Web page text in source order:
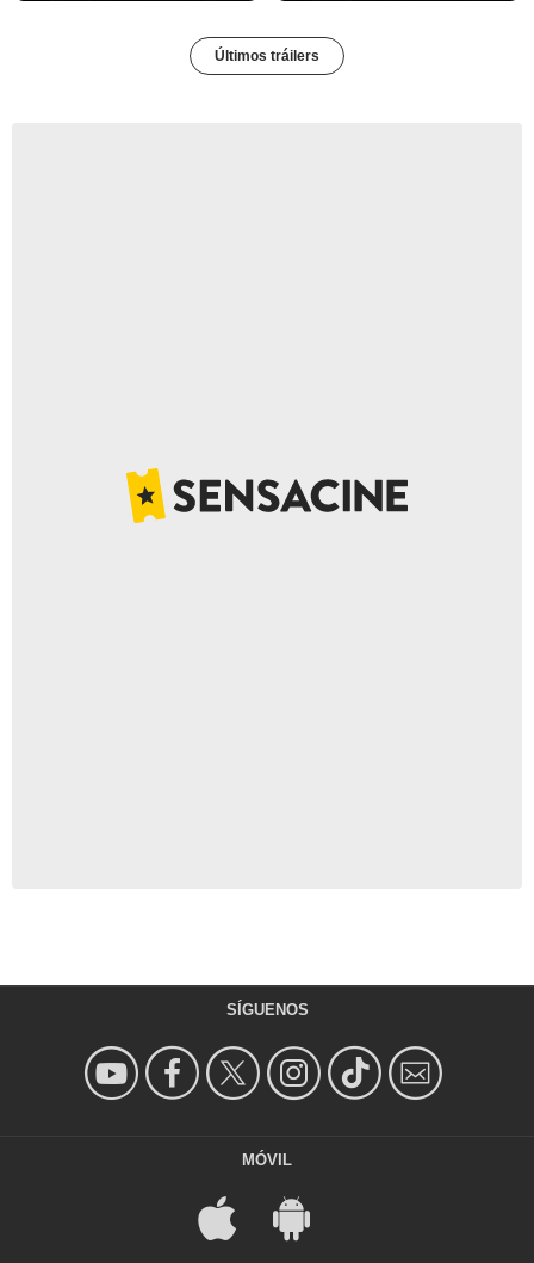
Últimos tráilers
SÍGUENOS
MÓVIL